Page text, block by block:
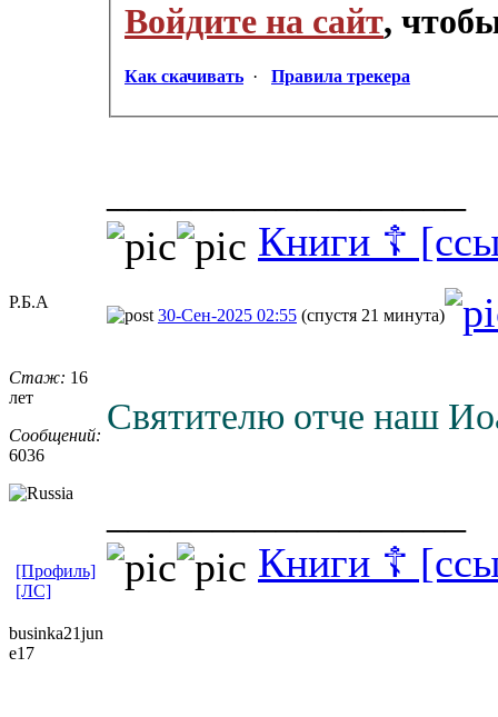
Войдите на сайт,
Как скачивать · Правила трекера
Книги ☦
Р.Б.А
Стаж: 16
лет
Сообщений:
6036
30-Сен-2025 02:55 (спустя 21 минута)
Святителю отче наш
Книги ☦
[Профиль]
[ЛС]
businka21jun
e17